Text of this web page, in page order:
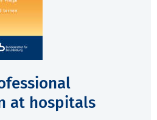
at hospitals